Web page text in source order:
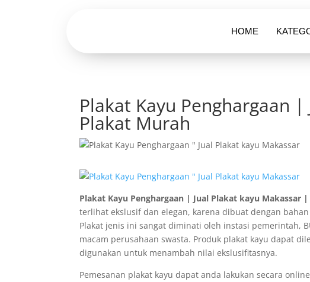
HOME
Plakat Kayu Penghargaan
Plakat Murah
Plakat Kayu Penghargaan | Jual Plakat kayu
terlihat ekslusif dan elegan, karena dibuat dengan
Plakat jenis ini sangat diminati oleh instasi pemerintah,
macam perusahaan swasta. Produk plakat kayu dapat
digunakan untuk menambah nilai ekslusifitasnya.
Pemesanan plakat kayu dapat anda lakukan secara